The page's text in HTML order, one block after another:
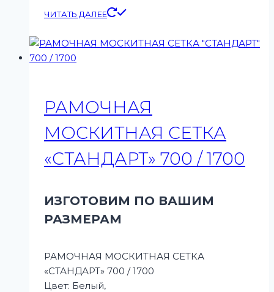
ЧИТАТЬ ДАЛЕЕ
РАМОЧНАЯ
МОСКИТНАЯ СЕТКА
«СТАНДАРТ» 700 / 1700
ИЗГОТОВИМ ПО ВАШИМ
РАЗМЕРАМ
РАМОЧНАЯ МОСКИТНАЯ СЕТКА
«СТАНДАРТ» 700 / 1700
Цвет: Белый,